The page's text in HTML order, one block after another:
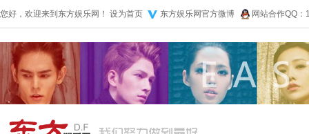
您好，欢迎来到东方娱乐网！ 设为首页 东方娱乐网官方微博 网站合作QQ